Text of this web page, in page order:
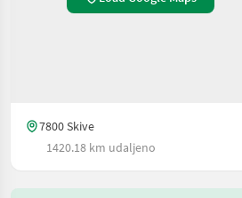
7800 Skive
1420.18 km udaljeno